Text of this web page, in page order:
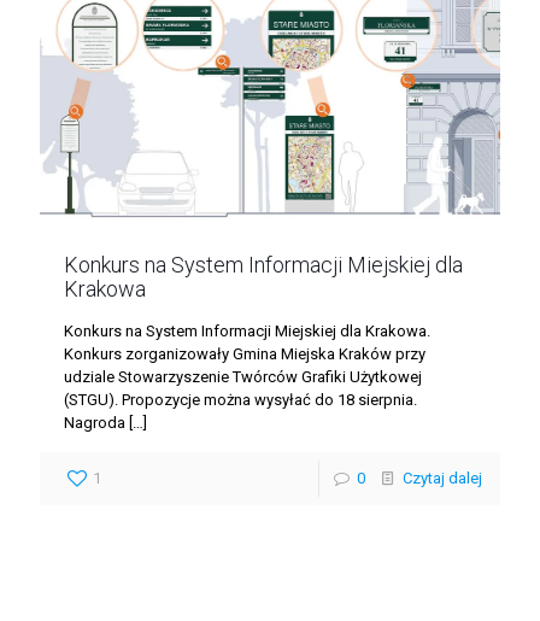
Konkurs na System Informacji Miejskiej dla
Krakowa
Konkurs na System Informacji Miejskiej dla Krakowa.
Konkurs zorganizowały Gmina Miejska Kraków przy
udziale Stowarzyszenie Twórców Grafiki Użytkowej
(STGU). Propozycje można wysyłać do 18 sierpnia.
Nagroda […]
1 0 Czytaj dalej